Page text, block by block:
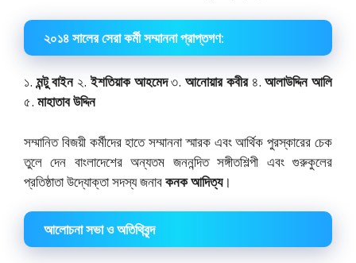
২০১৪ সালের সেরা কর্মী সম্মাননা প্রাপ্তগণ:
১.মন্টু বাইন২.ইশতিয়াক আহমেদ৩.আনোয়ার কবীর৪.আলাউদ্দিন আলি
৫. মাহাতাব উদ্দিন
সম্মানিত বিজয়ী কর্মীদের হাতে সম্মাননা স্মারক এবং আর্থিক পুরস্কারের চেক
তুলে দেন বাংলাদেশের অন্যতম জননন্দিত সঙ্গীতশিল্পী এবং গুরুকুলের
প্রতিষ্ঠাতা উদ্যোক্তা সদস্য জনাবকনক আদিত্য।
আলোচনা সভা ও অতিথিবৃন্দ